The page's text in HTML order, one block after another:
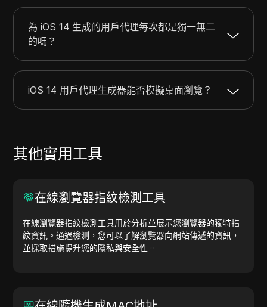
為 iOS 14 生成的用戶代理每次都是獨一無二
的嗎？
iOS 14 用戶代理生成器能否模擬桌面瀏覽？
其他實用工具
在線瀏覽器指紋檢測工具
在線瀏覽器指紋檢測工具用於分析並展示您瀏覽器的獨特指
紋資訊。通過檢測，您可以了解瀏覽器向網站傳遞的資訊，
並採取措施提升您的隱私與安全性。